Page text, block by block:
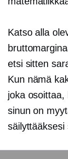
Katso alla
etsi sitten
Kun nämä
joka osoittaa,
sinun on
säilyttääksesi